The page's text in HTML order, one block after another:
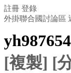
註冊 登錄
外掛聯合國討論區
[複製] [